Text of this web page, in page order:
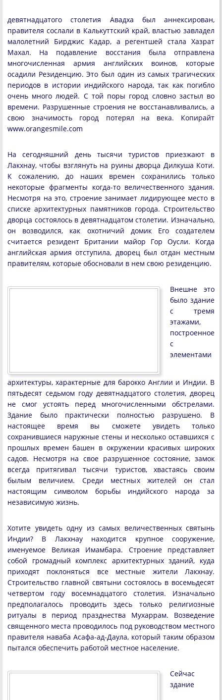
девятнадцатого столетия Авадха был аннексирован,
правителя сослали в Калькуттский край, властью завладел
малолетний Бирджис Кадар, а регентшей стала Хазрат
Махал. На подавление восстания была отправлена
многочисленная армия английских воинов, которые
осадили Резиденцию. Это был один из самых трагических
периодов в истории индийского народа, так как погибло
очень много людей. С той поры город словно застыл во
времени. Разрушенные строения не восстанавливались, а
свою значимость город потерял на века. Копирайт
www.orangesmile.com
На сегодняшний день тысячи туристов приезжают в
Лакхнау, чтобы взглянуть на руины дворца Дилкуша Коти.
К сожалению, до наших времен сохранились только
некоторые фрагменты когда-то величественного здания.
Несмотря на это, строение занимает лидирующее место в
списке архитектурных памятников города. Строительство
дворца состоялось в девятнадцатом столетии. Изначально,
он возводился, как охотничий домик Его создателем
считается резидент Британии майор Гор Оусли. Когда
английская армия отступила, дворец был отдан местным
правителям, которые обосновали в нем свою резиденцию.
Внешне это
было здание
с тремя
этажами,
построенное
с
элементами
архитектуры, характерные для барокко Англии и Индии. В
пятьдесят седьмом году девятнадцатого столетия, дворец
не смог устоять перед многочисленными обстрелами.
Здание было практически полностью разрушено. В
настоящее время вы сможете увидеть только
сохранившиеся наружные стены и несколько оставшихся с
прошлых времен башен в окружении красивых широких
садов. Несмотря на свое разрушенное состояние, замок
всегда притягивал тысячи туристов, хвастаясь своим
былым величием. Среди местных жителей он стал
настоящим символом борьбы индийского народа за
независимую жизнь.
Хотите увидеть одну из самых величественных святынь
Индии? В Лакхнау находится крупное сооружение,
именуемое Великая Имамбара. Строение представляет
собой громадный комплекс архитектурных зданий, куда
приходят поклоняться все местные жители Лакхнау.
Строительство главной святыни состоялось в восемьдесят
четвертом году восемнадцатого столетия. Изначально
предполагалось проводить здесь только религиозные
ритуалы в период празднества Мухаррам. Возведение
священного места проводилось под руководством местного
правителя наваба Асафа-ад-Даула, который таким образом
пытался обеспечить работой местное население.
Сейчас
здание